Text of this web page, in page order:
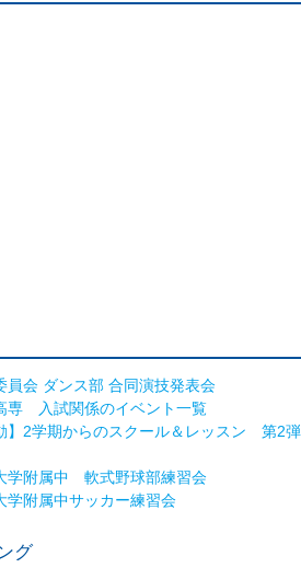
会 ダンス部 合同演技発表会
専 入試関係のイベント一覧
】2学期からのスクール＆レッスン 第2弾
学附属中 軟式野球部練習会
学附属中サッカー練習会
グ